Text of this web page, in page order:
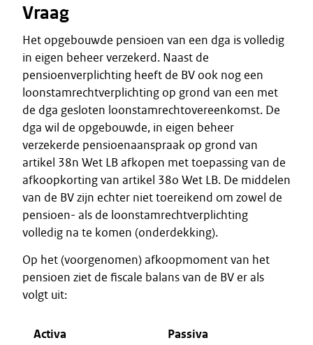
Vraag
Het opgebouwde pensioen van een dga is volledig
in eigen beheer verzekerd. Naast de
pensioenverplichting heeft de BV ook nog een
loonstamrechtverplichting op grond van een met
de dga gesloten loonstamrechtovereenkomst. De
dga wil de opgebouwde, in eigen beheer
verzekerde pensioenaanspraak op grond van
artikel 38n Wet LB afkopen met toepassing van de
afkoopkorting van artikel 38o Wet LB. De middelen
van de BV zijn echter niet toereikend om zowel de
pensioen- als de loonstamrechtverplichting
volledig na te komen (onderdekking).
Op het (voorgenomen) afkoopmoment van het
pensioen ziet de fiscale balans van de BV er als
volgt uit:
Activa Passiva